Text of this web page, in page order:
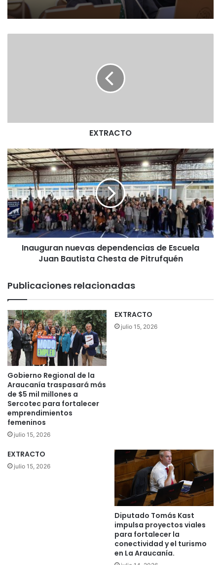
EXTRACTO
I
n
a
u
g
u
r
a
n
a
s
d
e
p
e
n
d
e
n
c
i
a
s
d
E
s
Inauguran nuevas dependencias de Escuela
Juan Bautista Chesta de Pitrufquén
Publicaciones relacionadas
Gobierno Regional de la
Araucanía traspasará más
de $5 mil millones a
Sercotec para fortalecer
emprendimientos
femeninos
julio 15, 2026
EXTRACTO
julio 15, 2026
EXTRACTO
julio 15, 2026
Diputado Tomás Kast
impulsa proyectos viales
para fortalecer la
conectividad y el turismo
en La Araucanía.